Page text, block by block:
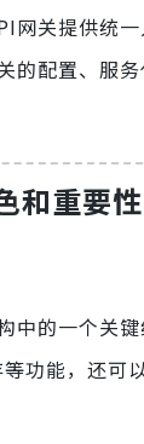
网关提供统
的配置、服
和重要性
中的一个关
功能，还可